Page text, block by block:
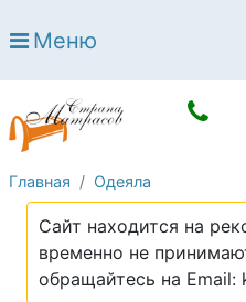
Страна
Open submenu
Open submenu
Кровати
Open submenu
Open submenu (Диваны)
Диваны
Open submenu
Постельное белье
Open submenu
Мебель
Меню
Главная Одеяла
Сайт находится на
временно не
обращайтесь на Email: